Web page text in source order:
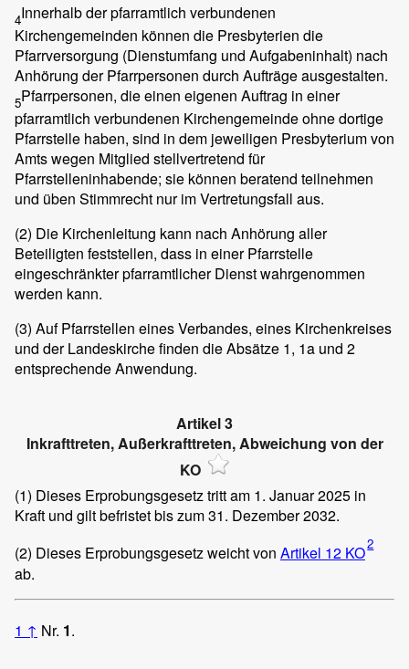
4Innerhalb der pfarramtlich verbundenen
Kirchengemeinden können die Presbyterien die
Pfarrversorgung (Dienstumfang und Aufgabeninhalt) nach
Anhörung der Pfarrpersonen durch Aufträge ausgestalten.
5Pfarrpersonen, die einen eigenen Auftrag in einer
pfarramtlich verbundenen Kirchengemeinde ohne dortige
Pfarrstelle haben, sind in dem jeweiligen Presbyterium von
Amts wegen Mitglied stellvertretend für
Pfarrstelleninhabende; sie können beratend teilnehmen
und üben Stimmrecht nur im Vertretungsfall aus.
(2) Die Kirchenleitung kann nach Anhörung aller
Beteiligten feststellen, dass in einer Pfarrstelle
eingeschränkter pfarramtlicher Dienst wahrgenommen
werden kann.
(3) Auf Pfarrstellen eines Verbandes, eines Kirchenkreises
und der Landeskirche finden die Absätze 1, 1a und 2
entsprechende Anwendung.
Artikel 3
Inkrafttreten, Außerkrafttreten, Abweichung von der
KO
(1) Dieses Erprobungsgesetz tritt am 1. Januar 2025 in
Kraft und gilt befristet bis zum 31. Dezember 2032.
(2) Dieses Erprobungsgesetz weicht von Artikel 12 KO2
ab.
1 ↑ Nr. 1.